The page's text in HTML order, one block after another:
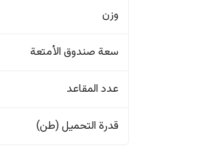
وزن
سعة صندوق الأمتعة
عدد المقاعد
قدرة التحميل (طن)